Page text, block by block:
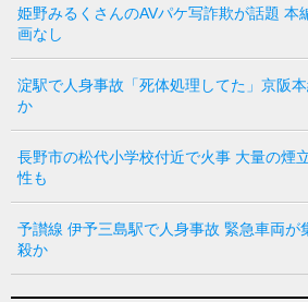
姫野みるくさんのAVパケ写詐欺が話題 本
画なし
淀駅で人身事故「死体処理してた」京阪
か
長野市の松代小学校付近で火事 大量の煙
性も
予讃線 伊予三島駅で人身事故 緊急車両が
殺か